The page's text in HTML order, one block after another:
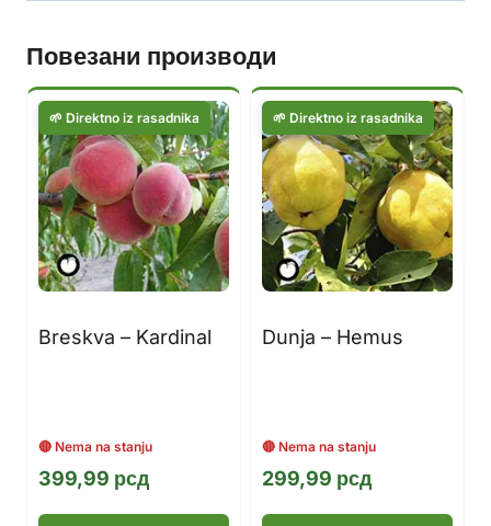
Повезани производи
Breskva – Kardinal
399,99 рсд
Dunja – Hemus
299,99 рсд